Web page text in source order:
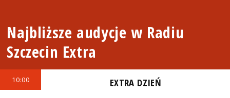
Najbliższe audycje w Radiu
Szczecin Extra
10:00 EXTRA DZIEŃ